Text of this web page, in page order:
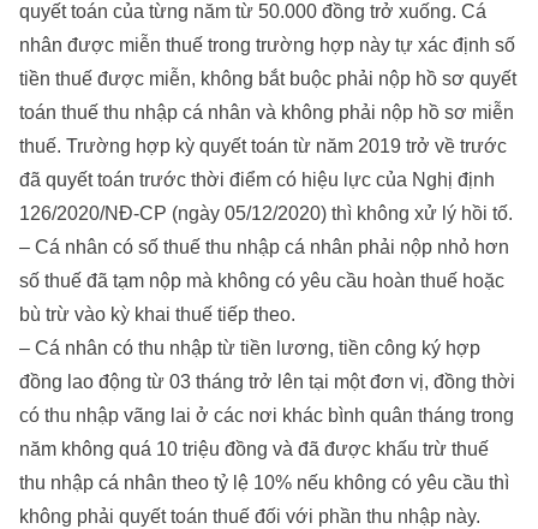
quyết toán của từng năm từ 50.000 đồng trở xuống. Cá
nhân được miễn thuế trong trường hợp này tự xác định số
tiền thuế được miễn, không bắt buộc phải nộp hồ sơ quyết
toán thuế thu nhập cá nhân và không phải nộp hồ sơ miễn
thuế. Trường hợp kỳ quyết toán từ năm 2019 trở về trước
đã quyết toán trước thời điểm có hiệu lực của Nghị định
126/2020/NĐ-CP (ngày 05/12/2020) thì không xử lý hồi tố.
– Cá nhân có số thuế thu nhập cá nhân phải nộp nhỏ hơn
số thuế đã tạm nộp mà không có yêu cầu hoàn thuế hoặc
bù trừ vào kỳ khai thuế tiếp theo.
– Cá nhân có thu nhập từ tiền lương, tiền công ký hợp
đồng lao động từ 03 tháng trở lên tại một đơn vị, đồng thời
có thu nhập vãng lai ở các nơi khác bình quân tháng trong
năm không quá 10 triệu đồng và đã được khấu trừ thuế
thu nhập cá nhân theo tỷ lệ 10% nếu không có yêu cầu thì
không phải quyết toán thuế đối với phần thu nhập này.